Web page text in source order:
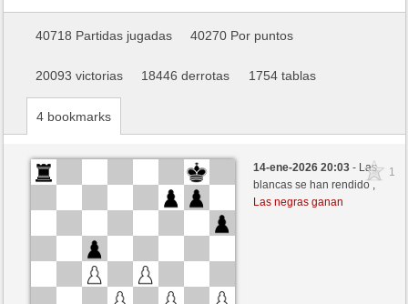
40718 Partidas jugadas 40270 Por puntos
20093 victorias 18446 derrotas 1754 tablas
4 bookmarks
1
14-ene-2026 20:03- Las
blancas se han rendido ,
Las negras ganan